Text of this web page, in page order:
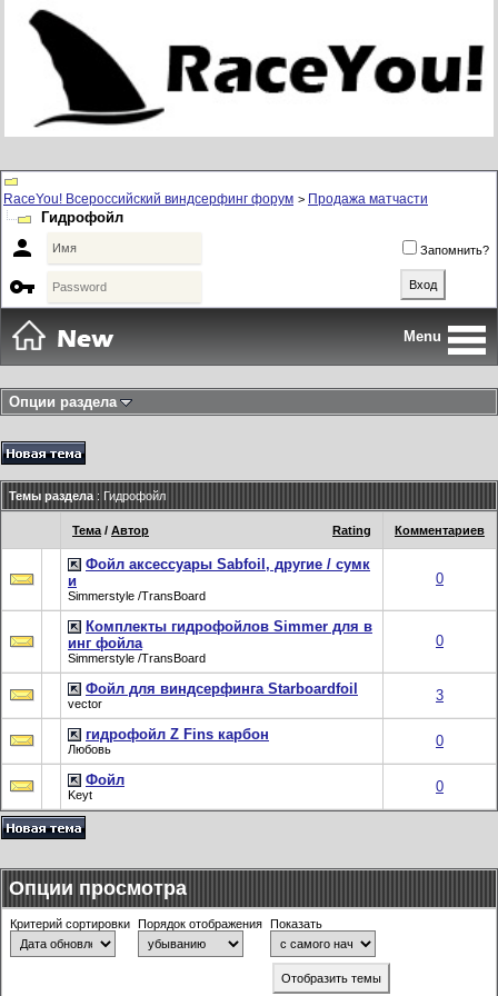
RaceYou! Всероссийский виндсерфинг форум > Продажа матчасти
Гидрофойл
 Запомнить?

Menu
Опции раздела
Темы раздела : Гидрофойл
Rating
Тема / Автор Комментариев
Фойл аксессуары Sabfoil, другие / сумк
и
Simmerstyle /TransBoard
0
Комплекты гидрофойлов Simmer для в
инг фойла
Simmerstyle /TransBoard
0
Фойл для виндсерфинга Starboardfoil
vector 3
гидрофойл Z Fins карбон
Любовь 0
Фойл
Keyt 0
Опции просмотра
Критерий сортировки Порядок отображения Показать